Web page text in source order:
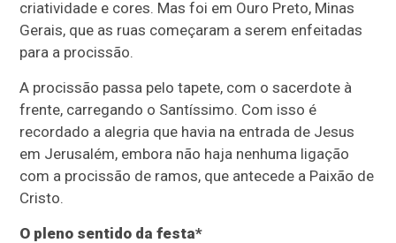
criatividade e cores. Mas foi em Ouro Preto, Minas
Gerais, que as ruas começaram a serem enfeitadas
para a procissão.
A procissão passa pelo tapete, com o sacerdote à
frente, carregando o Santíssimo. Com isso é
recordado a alegria que havia na entrada de Jesus
em Jerusalém, embora não haja nenhuma ligação
com a procissão de ramos, que antecede a Paixão de
Cristo.
O pleno sentido da festa*